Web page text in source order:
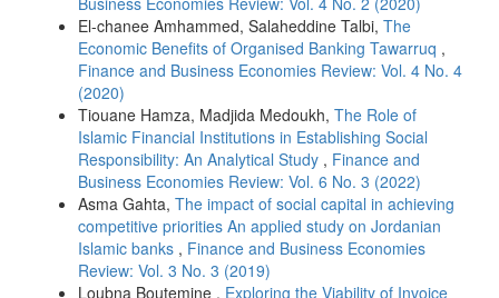
El-chanee Amhammed, Salaheddine Talbi, The
Economic Benefits of Organised Banking Tawarruq ,
Finance and Business Economies Review: Vol. 4 No. 4
(2020)
Tiouane Hamza, Madjida Medoukh, The Role of
Islamic Financial Institutions in Establishing Social
Responsibility: An Analytical Study , Finance and
Business Economies Review: Vol. 6 No. 3 (2022)
Asma Gahta, The impact of social capital in achieving
competitive priorities An applied study on Jordanian
Islamic banks , Finance and Business Economies
Review: Vol. 3 No. 3 (2019)
Loubna Boutemine , Exploring the Viability of Invoice